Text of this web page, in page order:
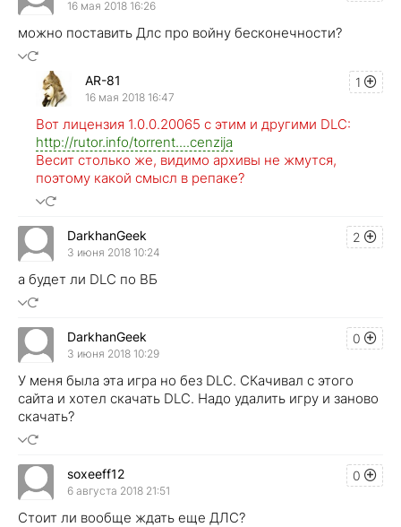
16 мая 2018 16:26
можно поставить Длс про войну бесконечности?
1
AR-81
16 мая 2018 16:47
Вот лицензия 1.0.0.20065 с этим и другими DLC:
http://rutor.info/torrent....cenzija
Весит столько же, видимо архивы не жмутся,
поэтому какой смысл в репаке?
2
DarkhanGeek
3 июня 2018 10:24
а будет ли DLC по ВБ
0
DarkhanGeek
3 июня 2018 10:29
У меня была эта игра но без DLC. СКачивал с этого
сайта и хотел скачать DLC. Надо удалить игру и заново
скачать?
0
soxeeff12
6 августа 2018 21:51
Стоит ли вообще ждать еще ДЛС?